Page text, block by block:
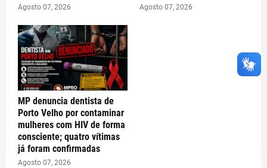
Agosto 07, 2026 Agosto 07, 2026
MP denuncia dentista de
Porto Velho por contaminar
mulheres com HIV de forma
consciente; quatro vítimas
já foram confirmadas
Agosto 07, 2026